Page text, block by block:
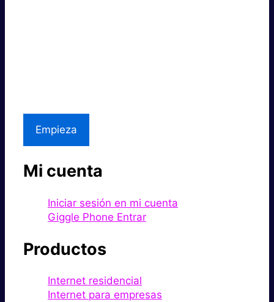
Empieza
Mi cuenta
Iniciar sesión en mi cuenta
Giggle Phone Entrar
Productos
Internet residencial
Internet para empresas